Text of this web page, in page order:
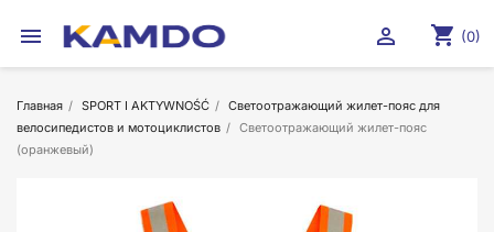
 shopping_cart (0)

Главная SPORT I AKTYWNOŚĆ
Светоотражающий жилет-пояс для
велосипедистов и мотоциклистов
Светоотражающий жилет-пояс
(оранжевый)